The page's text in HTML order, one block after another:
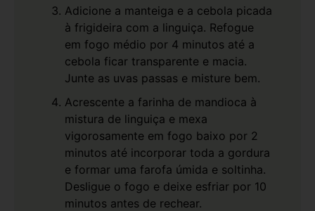
Adicione a manteiga e a cebola picada
à frigideira com a linguiça. Refogue
em fogo médio por 4 minutos até a
cebola ficar transparente e macia.
Junte as uvas passas e misture bem.
Acrescente a farinha de mandioca à
mistura de linguiça e mexa
vigorosamente em fogo baixo por 2
minutos até incorporar toda a gordura
e formar uma farofa úmida e soltinha.
Desligue o fogo e deixe esfriar por 10
minutos antes de rechear.